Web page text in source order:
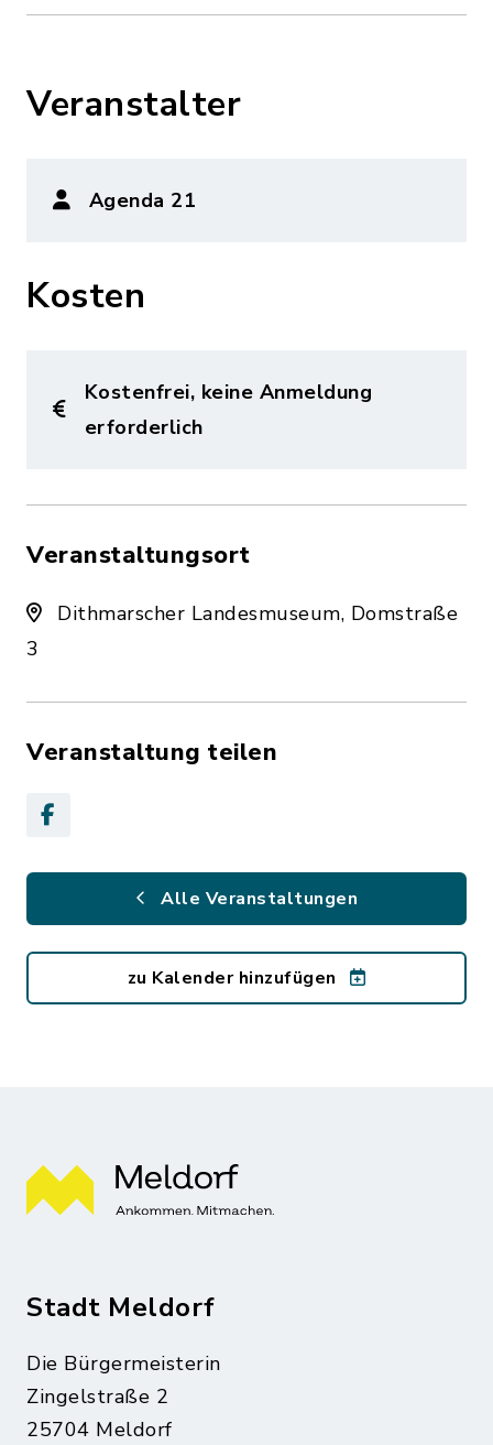
Veranstalter
Agenda 21
Kosten
Kostenfrei, keine Anmeldung
erforderlich
Veranstaltungsort
Dithmarscher Landesmuseum, Domstraße
3
Veranstaltung teilen
Alle Veranstaltungen
zu Kalender hinzufügen
Stadt Meldorf
Die Bürgermeisterin
Zingelstraße 2
25704 Meldorf